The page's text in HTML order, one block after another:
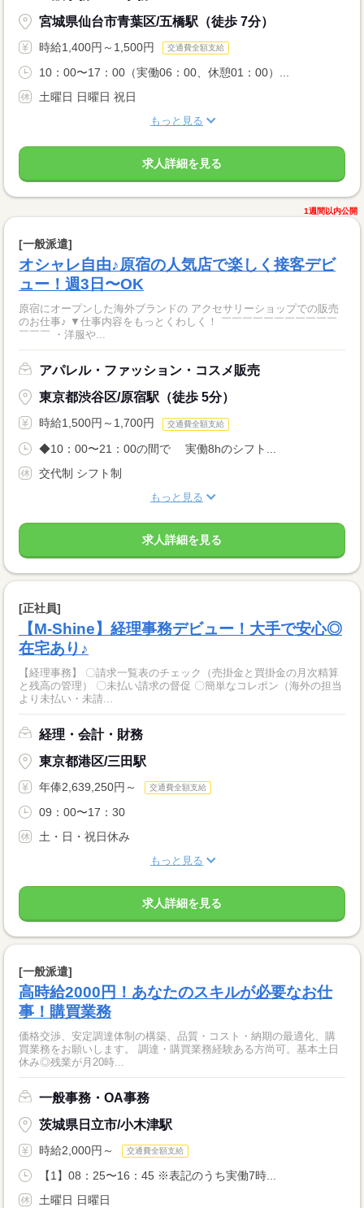
宮城県仙台市青葉区/五橋駅（徒歩 7分）
時給1,400円～1,500円 交通費全額支給
10：00〜17：00（実働06：00、休憩01：00）...
土曜日 日曜日 祝日
もっと見る
求人詳細を見る
1週間以内公開
[一般派遣]
オシャレ自由♪原宿の人気店で楽しく接客デビ
ュー！週3日〜OK
原宿にオープンした海外ブランドの アクセサリーショップでの販売
のお仕事♪ ▼仕事内容をもっとくわしく！ ￣￣￣￣￣￣￣￣￣￣￣
￣￣￣ ・洋服や...
アパレル・ファッション・コスメ販売
東京都渋谷区/原宿駅（徒歩 5分）
時給1,500円～1,700円 交通費全額支給
◆10：00〜21：00の間で 実働8hのシフト...
交代制 シフト制
もっと見る
求人詳細を見る
[正社員]
【M-Shine】経理事務デビュー！大手で安心◎
在宅あり♪
【経理事務】 〇請求一覧表のチェック（売掛金と買掛金の月次精算
と残高の管理） 〇未払い請求の督促 〇簡単なコレポン（海外の担当
より未払い・未請...
経理・会計・財務
東京都港区/三田駅
年俸2,639,250円～ 交通費全額支給
09：00〜17：30
土・日・祝日休み
もっと見る
求人詳細を見る
[一般派遣]
高時給2000円！あなたのスキルが必要なお仕
事！購買業務
価格交渉、安定調達体制の構築、品質・コスト・納期の最適化、購
買業務をお願いします。 調達・購買業務経験ある方尚可。基本土日
休み◎残業が月20時...
一般事務・OA事務
茨城県日立市/小木津駅
時給2,000円～ 交通費全額支給
【1】08：25〜16：45 ※表記のうち実働7時...
土曜日 日曜日